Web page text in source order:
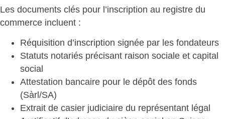
Les documents clés pour l’inscription au registre du
commerce incluent :
Réquisition d’inscription signée par les fondateurs
Statuts notariés précisant raison sociale et capital
social
Attestation bancaire pour le dépôt des fonds
(Sàrl/SA)
Extrait de casier judiciaire du représentant légal